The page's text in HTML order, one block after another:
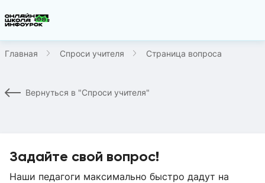
Главная Спроси учителя Страница вопроса
Вернуться в "Спроси учителя"
Задайте свой вопрос!
Наши педагоги максимально быстро дадут на